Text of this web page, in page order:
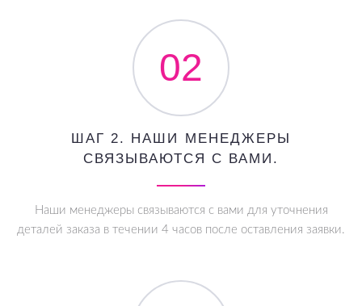
02
ШАГ 2. НАШИ МЕНЕДЖЕРЫ
СВЯЗЫВАЮТСЯ С ВАМИ.
Наши менеджеры связываются с вами для уточнения
деталей заказа в течении 4 часов после оставления заявки.